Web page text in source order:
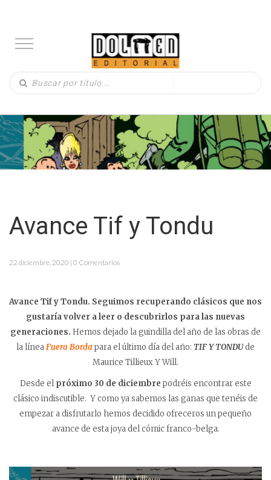
Avance Tif y Tondu
22 diciembre, 2020 | 0 Comentarios
Avance Tif y Tondu. Seguimos recuperando clásicos que nos
gustaría volver a leer o descubrirlos para las nuevas
generaciones. Hemos dejado la guindilla del año de las obras de
la líneaFuera Borda para el último día del año: TIF Y TONDUde
Maurice Tillieux Y Will.
Desde elpróximo 30 de diciembre podréis encontrar este
clásico indiscutible. Y como ya sabemos las ganas que tenéis de
empezar a disfrutarlo hemos decidido ofreceros un pequeño
avance de esta joya del cómic franco-belga.